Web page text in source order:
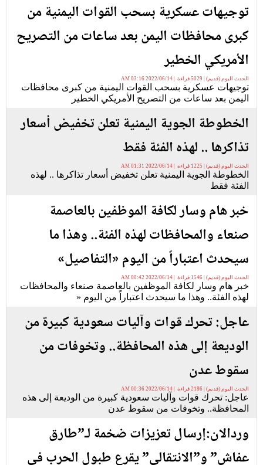
توجيهات عسكرية بسحب القوات اليمنية من
كبرى محافظات اليمن بعد ساعات من التصريح
الأمريكي الخطير
الحدث اليوم (قديم) | 5029 قراءة | 2022/06/14 03:16 AM
توجيهات عسكرية بسحب القوات اليمنية من كبرى محافظات
اليمن بعد ساعات من التصريح الأمريكي الخطير
الخطوطة الجوية اليمنية تعلن تخفيض أسعار
تذاكرها .. لهذه الفئة فقط
الحدث اليوم (قديم) | 1225 قراءة | 2022/06/14 01:31 AM
الخطوطة الجوية اليمنية تعلن تخفيض أسعار تذاكرها .. لهذه
الفئة فقط
خبر هام وسار لكافة الموظفين بالعاصمة
صنعاء والمحافظات لهذه الفئة.. وهذا ما
سيحدث اعتباراً من اليوم «التفاصيل»
الحدث اليوم (قديم) | 1546 قراءة | 2022/06/14 00:42 AM
خبر هام وسار لكافة الموظفين بالعاصمة صنعاء والمحافظات
لهذه الفئة.. وهذا ما سيحدث اعتباراً من اليوم «
عاجل: تحرك قوات وآليات سعودية كبيرة من
الوديعة إلى هذه المحافظة.. وتخوفات من
سقوط عدن
الحدث اليوم (قديم) | 2186 قراءة | 2022/06/14 00:36 AM
عاجل: تحرك قوات وآليات سعودية كبيرة من الوديعة إلى هذه
المحافظة.. وتخوفات من سقوط عدن
وردالان:إرسال تعزيزات ضخمة لـ”طارق
عفاش” و”الانتقالي” يقرع طبول الحرب في